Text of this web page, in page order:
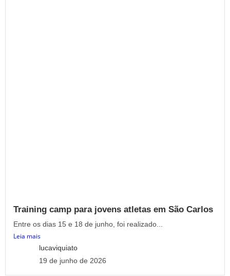
Training camp para jovens atletas em São Carlos
Entre os dias 15 e 18 de junho, foi realizado...
Leia mais
lucaviquiato
19 de junho de 2026